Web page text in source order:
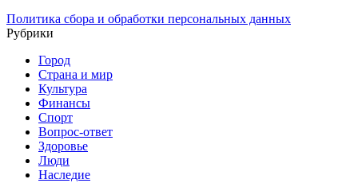
Политика сбора и обработки персональных данных
Рубрики
Город
Страна и мир
Культура
Финансы
Спорт
Вопрос-ответ
Здоровье
Люди
Наследие